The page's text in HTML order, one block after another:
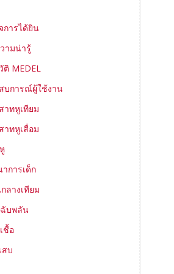
การได้ยิน
ามน่ารู้
ติ MEDEL
บการณ์ผู้ใช้งาน
าทหูเทียม
าทหูเสื่อม
การเด็ก
ลางเทียม
บพลัน
ชื้อ
สบ